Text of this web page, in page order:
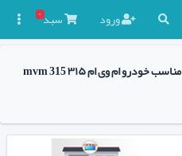
ورود سبد۰
مشخصات و قیمت لوازم جانبی و اسپرت مناسب خودرو ام وی ام ۳۱۵ mvm 315